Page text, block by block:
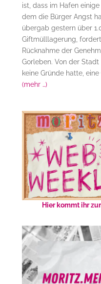
ist, dass im Hafen
dem die Bürger Angst
übergab gestern über
Giftmülllagerung,
Rücknahme der
Gorleben. Von der
keine Gründe hatte,
(mehr …)
Hier kommt ihr